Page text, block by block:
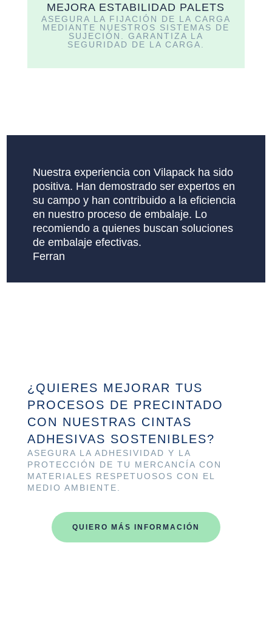
MEJORA ESTABILIDAD PALETS
ASEGURA LA FIJACIÓN DE LA CARGA
MEDIANTE NUESTROS SISTEMAS DE
SUJECIÓN. GARANTIZA LA
SEGURIDAD DE LA CARGA.
Nuestra experiencia con Vilapack ha sido
positiva. Han demostrado ser expertos en
su campo y han contribuido a la eficiencia
en nuestro proceso de embalaje. Lo
recomiendo a quienes buscan soluciones
de embalaje efectivas.
Ferran
¿QUIERES MEJORAR TUS
PROCESOS DE PRECINTADO
CON NUESTRAS CINTAS
ADHESIVAS SOSTENIBLES?
ASEGURA LA ADHESIVIDAD Y LA
PROTECCIÓN DE TU MERCANCÍA CON
MATERIALES RESPETUOSOS CON EL
MEDIO AMBIENTE.
QUIERO MÁS INFORMACIÓN